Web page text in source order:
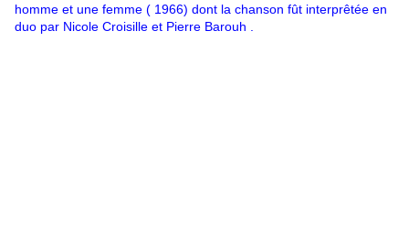
homme et une femme ( 1966) dont la chanson fût interprêtée en
duo par Nicole Croisille et Pierre Barouh .